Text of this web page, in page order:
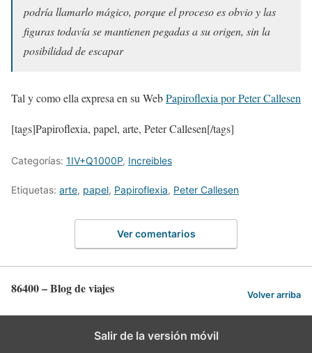
podría llamarlo mágico, porque el proceso es obvio y las
figuras todavía se mantienen pegadas a su origen, sin la
posibilidad de escapar
Tal y como ella expresa en su WebPapiroflexia por Peter Callesen
[tags]Papiroflexia, papel, arte, Peter Callesen[/tags]
Categorías: 1IV+Q1000P, Increibles
Etiquetas: arte, papel, Papiroflexia, Peter Callesen
Ver comentarios
86400 – Blog de viajes Volver arriba
Salir de la versión móvil